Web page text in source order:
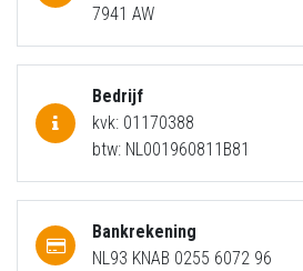
7941 AW
Bedrijf
kvk: 01170388
btw: NL001960811B81
Bankrekening
NL93 KNAB 0255 6072 96